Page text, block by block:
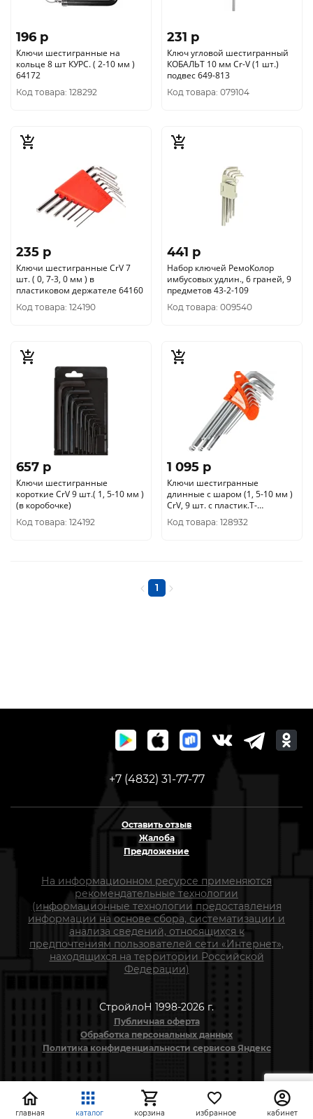
196 p
Ключи шестигранные на
кольце 8 шт КУРС. ( 2-10 мм )
64172
Код товара: 128292
231 p
Ключ угловой шестигранный
КОБАЛЬТ 10 мм Cr-V (1 шт.)
подвес 649-813
Код товара: 079104
235 p
Ключи шестигранные CrV 7
шт. ( 0, 7-3, 0 мм ) в
пластиковом держателе 64160
Код товара: 124190
441 p
Набор ключей РемоКолор
имбусовых удлин., 6 граней, 9
предметов 43-2-109
Код товара: 009540
657 p
Ключи шестигранные
короткие CrV 9 шт.( 1, 5-10 мм )
(в коробочке)
Код товара: 124192
1 095 p
Ключи шестигранные
длинные c шаром (1, 5-10 мм )
CrV, 9 шт. с пластик.Т-
обр.ручкой 64198
Код товара: 128932
1
+7 (4832) 31-77-77
Оставить отзыв
Жалоба
Предложение
На информационном ресурсе применяются
рекомендательные технологии
(информационные технологии предоставления
информации на основе сбора, систематизации и
анализа сведений, относящихся к
предпочтениям пользователей сети «Интернет»,
находящихся на территории Российской
Федерации)
СтройлоН 1998-2026 г.
Публичная оферта
Обработка персональных данных
Политика конфиденциальности сервисов Яндекс
главная каталог корзина избранное кабинет